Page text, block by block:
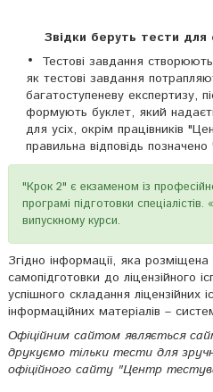
Звідки беруть тести для
Тестові завдання
як тестові завдання
багатоступеневу експертизу,
формують буклет, який
для усіх, окрім працівників
правильна відповідь
"Крок 2" є екзаменом із
програмі підготовки
випускному курси.
Згідно інформації, яка
самопідготовки до ліцензійного
успішного складання ліцензійних
інформаційних матеріалів –
Офіційним сайтом являється
друкуємо тільки тести для
офіційного сайту "Центр